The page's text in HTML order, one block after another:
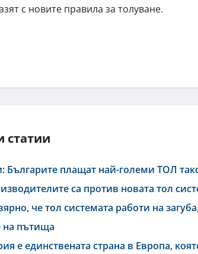
с новите правила за толуване.
статии
Българите плащат най-големи ТОЛ
са против новата тол
че тол системата работи на
на пътища
е единствената страна в Европа,